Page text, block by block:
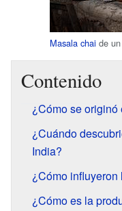
Masala chai de
Contenido
¿Cómo se
¿Cuándo
India?
¿Cómo
¿Cómo es la